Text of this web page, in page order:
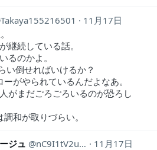
Takaya155216501
11月17日
継続している話。
るのかよ。
い倒せればいけるか？
ーがやられているんだよなあ。
がまだごろごろいるのが恐ろし
調和が取りづらい。
ジュ nC9I1tV2u5k8K4q
11月17日